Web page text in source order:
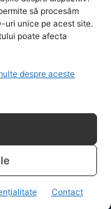
să procesăm
uri unice pe acest site.
poate afecta
despre aceste
Contact